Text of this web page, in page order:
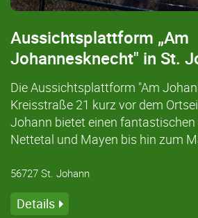
Aussichtsplattform „Am
Johannesknecht" in St.
Die Aussichtsplattform "Am
Kreisstraße 21 kurz vor dem
Johann bietet einen
Nettetal und Mayen bis hin zum
56727 St. Johann
Details